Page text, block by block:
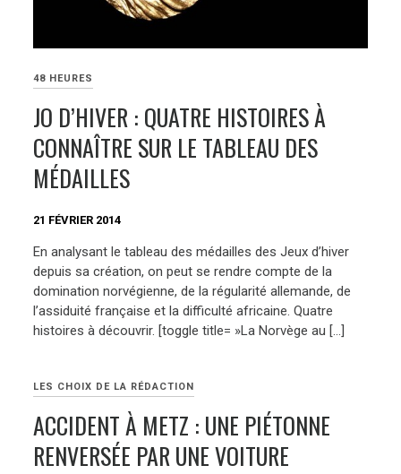
48 HEURES
JO D’HIVER : QUATRE HISTOIRES À
CONNAÎTRE SUR LE TABLEAU DES
MÉDAILLES
21 FÉVRIER 2014
En analysant le tableau des médailles des Jeux d’hiver
depuis sa création, on peut se rendre compte de la
domination norvégienne, de la régularité allemande, de
l’assiduité française et la difficulté africaine. Quatre
histoires à découvrir. [toggle title= »La Norvège au […]
LES CHOIX DE LA RÉDACTION
ACCIDENT À METZ : UNE PIÉTONNE
RENVERSÉE PAR UNE VOITURE